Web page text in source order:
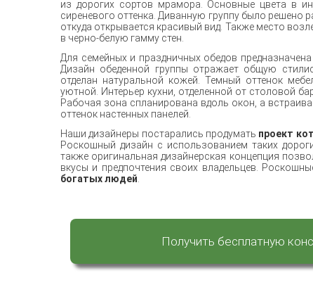
из дорогих сортов мрамора. Основные цвета в
сиреневого оттенка. Диванную группу было решено
откуда открывается красивый вид. Также место
в черно-белую гамму стен.
Для семейных и праздничных обедов
Дизайн обеденной группы отражает общую
отделан натуральной кожей. Темный оттенок
уютной. Интерьер кухни, отделенной от столовой
Рабочая зона спланирована вдоль окон, а
оттенок настенных панелей.
Наши дизайнеры постарались продумать проект
Роскошный дизайн с использованием таких
также оригинальная дизайнерская концепция
вкусы и предпочтения своих владельцев.
богатых людей
Получить бесплатную